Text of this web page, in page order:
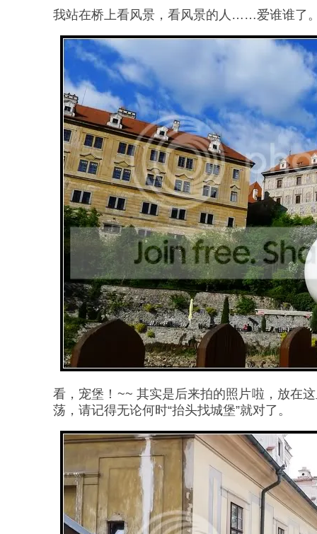
我站在桥上看风景，看风景的人……爱谁谁了
看，宠堡！~~ 其实是后来拍的照片啦，放在
荡，请记得无论何时“抬头找城堡”就对了。